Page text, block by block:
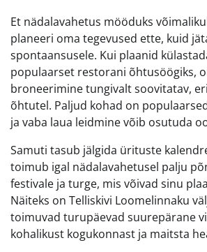
Et nädalavahetus mööduks
planeeri oma tegevused ette, kuid
spontaansusele. Kui plaanid
populaarset restorani õhtusöögiks,
broneerimine tungivalt soovitatav,
õhtutel. Paljud kohad on
ja vaba laua leidmine võib osutuda
Samuti tasub jälgida ürituste
toimub igal nädalavahetusel palju
festivale ja turge, mis võivad sinu
Näiteks on Telliskivi Loomelinnaku
toimuvad turupäevad suurepärane
kohalikust kogukonnast ja maitsta